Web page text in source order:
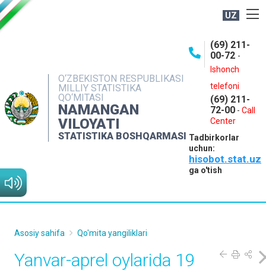
UZ
O‘ZBEKISTON RESPUBLIKASI
MILLIY STATISTIKA
QO‘MITASI
NAMANGAN
VILOYATI
STATISTIKA BOSHQARMASI
(69) 211-
00-72 -
Ishonch
telefoni
(69) 211-
72-00 - Call
Center
Tadbirkorlar
uchun:
hisobot.stat.uz
ga o'tish
NASHRLAR
INTERAKTIV XIZMATLAR
MATBUOT XIZMATI
MUROJAATLAR
Asosiy sahifa Qo'mita yangiliklari
Yanvar-aprel oylarida 19